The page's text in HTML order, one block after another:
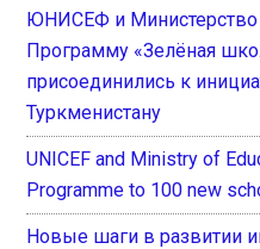
ЮНИСЕФ и Министерство
Программу «Зелёная
присоединились к
Туркменистану
UNICEF and Ministry of
Programme to 100 new
Новые шаги в развитии